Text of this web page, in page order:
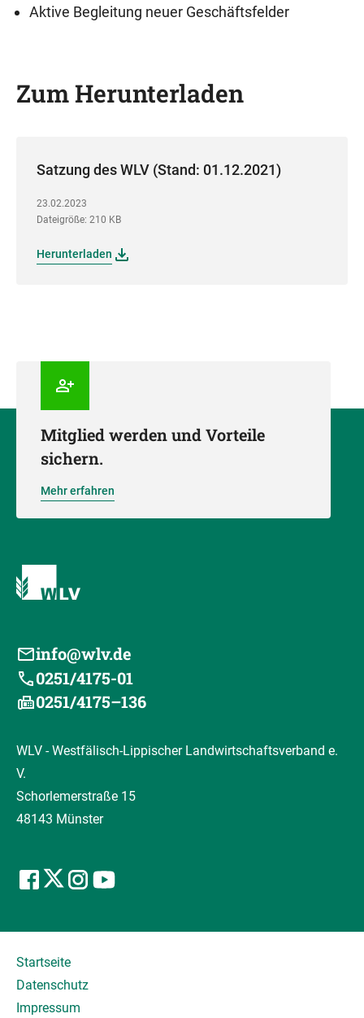
Aktive Begleitung neuer Geschäftsfelder
Zum Herunterladen
Satzung des WLV (Stand: 01.12.2021)
23.02.2023
Dateigröße: 210 KB
Herunterladen
Mitglied werden und Vorteile
sichern.
Mehr erfahren
info@wlv.de
0251/4175-01
0251/4175–136
WLV - Westfälisch-Lippischer Landwirtschaftsverband e.
V.
Schorlemerstraße 15
48143 Münster
Startseite
Datenschutz
Impressum